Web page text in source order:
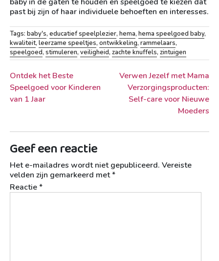
baby in de gaten te houden en speelgoed te kiezen dat
past bij zijn of haar individuele behoeften en interesses.
Tags: baby's, educatief speelplezier, hema, hema speelgoed baby,
kwaliteit, leerzame speeltjes, ontwikkeling, rammelaars,
speelgoed, stimuleren, veiligheid, zachte knuffels, zintuigen
Berichtnavigatie
Ontdek het Beste
Speelgoed voor Kinderen
van 1 Jaar
Verwen Jezelf met Mama
Verzorgingsproducten:
Self-care voor Nieuwe
Moeders
Geef een reactie
Het e-mailadres wordt niet gepubliceerd. Vereiste
velden zijn gemarkeerd met*
Reactie*